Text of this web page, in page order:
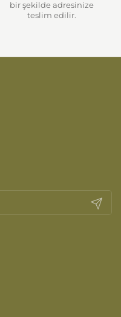
bir şekilde adresinize
teslim edilir.
Gönder